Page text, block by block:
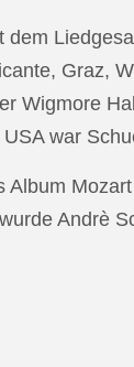
Graz,
Wigmore
war
Album
Andrè